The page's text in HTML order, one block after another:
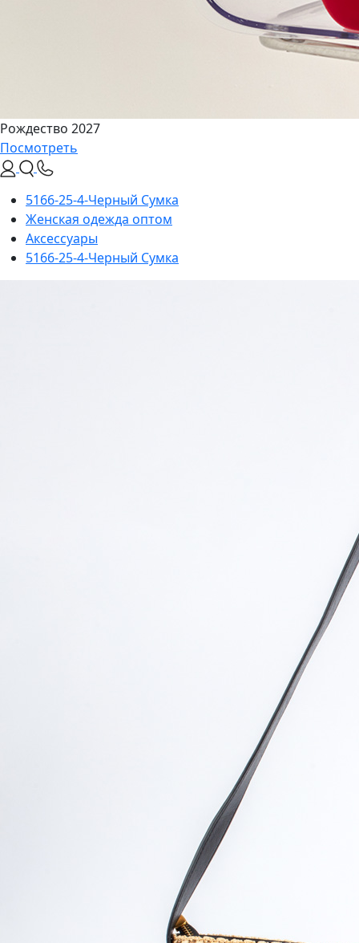
Рождество 2027
Посмотреть
5166-25-4-Черный Сумка
Женская одежда оптом
Аксессуары
5166-25-4-Черный Сумка